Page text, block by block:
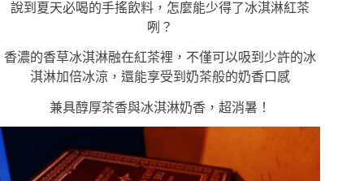
說到夏天必喝的手搖飲料，怎麼能少得了冰淇淋紅茶
咧？
香濃的香草冰淇淋融在紅茶裡，不僅可以吸到少許的冰
淇淋加倍冰涼，還能享受到奶茶般的奶香口感
兼具醇厚茶香與冰淇淋奶香，超消暑！